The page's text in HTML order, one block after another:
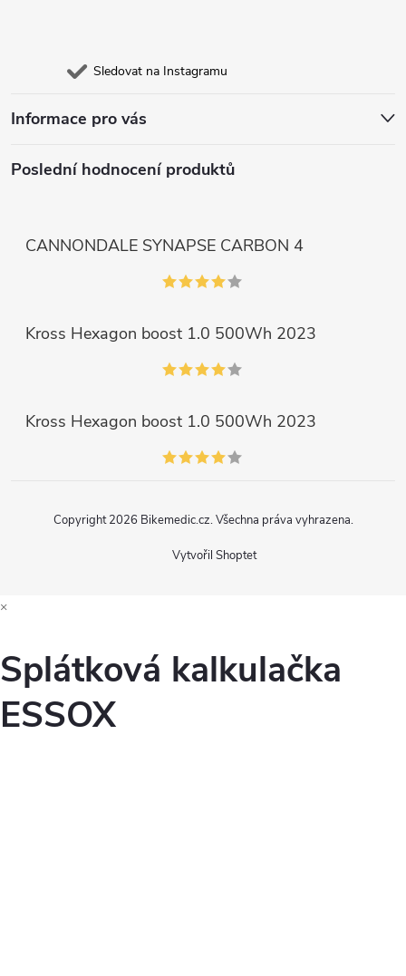
Sledovat na Instagramu
Informace pro vás
Poslední hodnocení produktů
CANNONDALE SYNAPSE CARBON 4
Kross Hexagon boost 1.0 500Wh 2023
Kross Hexagon boost 1.0 500Wh 2023
Vytvořil Shoptet
Copyright 2026 Bikemedic.cz. Všechna práva vyhrazena.
×
Splátková kalkulačka
ESSOX